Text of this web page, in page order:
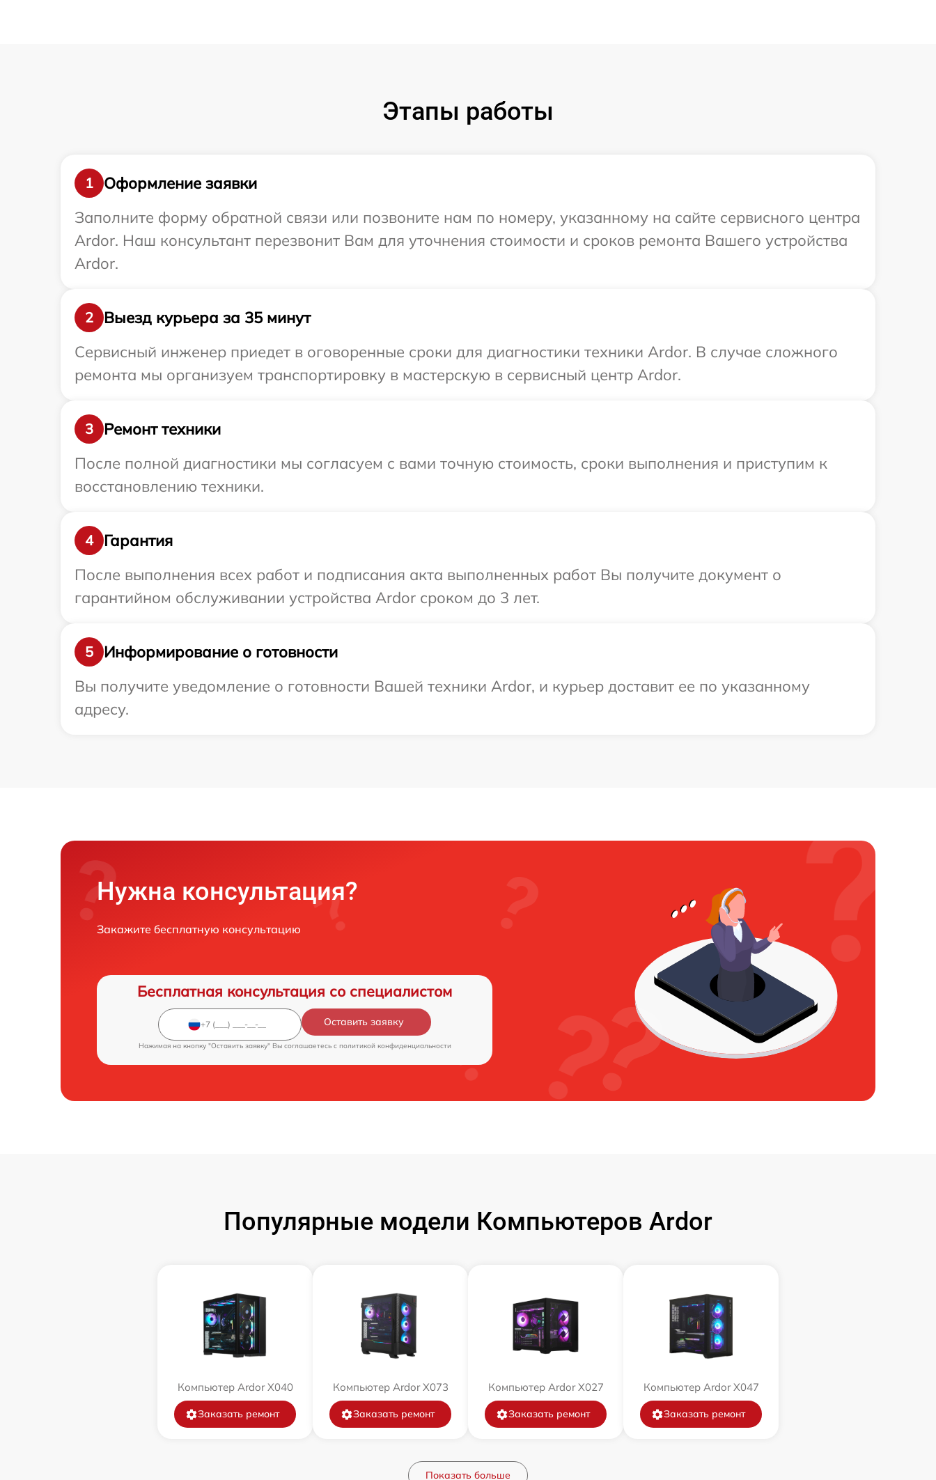
Этапы работы
1
Оформление заявки
Заполните форму обратной связи или позвоните нам по номеру, указанному на сайте сервисного центра
Ardor. Наш консультант перезвонит Вам для уточнения стоимости и сроков ремонта Вашего устройства
Ardor.
2
Выезд курьера за 35 минут
Сервисный инженер приедет в оговоренные сроки для диагностики техники Ardor. В случае сложного
ремонта мы организуем транспортировку в мастерскую в сервисный центр Ardor.
3
Ремонт техники
После полной диагностики мы согласуем с вами точную стоимость, сроки выполнения и приступим к
восстановлению техники.
4
Гарантия
После выполнения всех работ и подписания акта выполненных работ Вы получите документ о
гарантийном обслуживании устройства Ardor сроком до 3 лет.
5
Информирование о готовности
Вы получите уведомление о готовности Вашей техники Ardor, и курьер доставит ее по указанному
адресу.
Нужна консультация?
Закажите бесплатную консультацию
Бесплатная консультация со специалистом
Оставить заявку
Нажимая на кнопку "Оставить заявку" Вы соглашаетесь c политикой конфиденциальности
Популярные модели Компьютеров Ardor
Компьютер Ardor X040
Заказать ремонт
Компьютер Ardor X073
Заказать ремонт
Компьютер Ardor X027
Заказать ремонт
Компьютер Ardor X047
Заказать ремонт
Показать больше